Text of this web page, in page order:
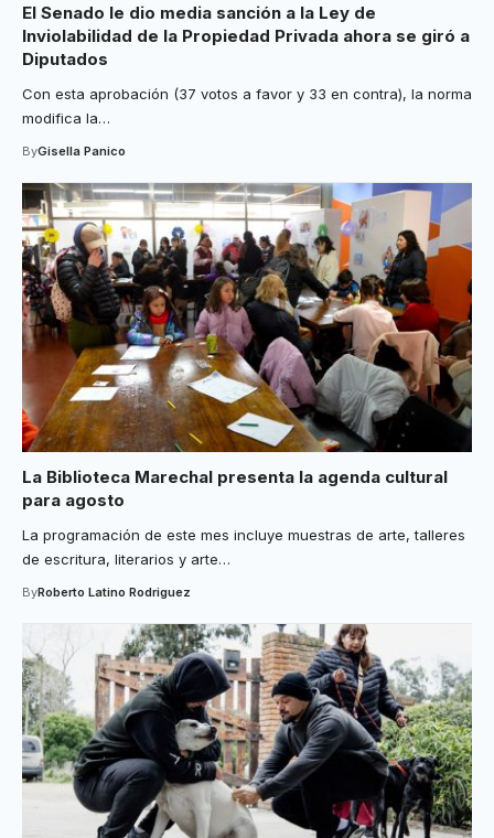
El Senado le dio media sanción a la Ley de
Inviolabilidad de la Propiedad Privada ahora se giró a
Diputados
Con esta aprobación (37 votos a favor y 33 en contra), la norma
modifica la…
ByGisella Panico
La Biblioteca Marechal presenta la agenda cultural
para agosto
La programación de este mes incluye muestras de arte, talleres
de escritura, literarios y arte…
ByRoberto Latino Rodriguez